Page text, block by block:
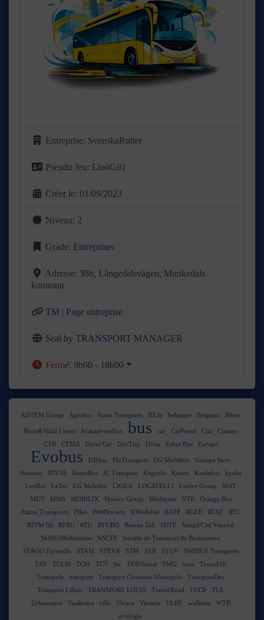
Entreprise: SvenskaRutter
Pseudo Jeu: LionGil1
Créer le: 01/09/2023
Niveau: 2
Grade: Entreprises
Adresse: 38b, Långedalsvägen, Munkedals
kommun
TM | Page entreprise
Seal by TRANSPORT MANAGER
Fermé: 9h00 - 18h00
ADTEM Group Aglobus Ausis Transports B'Lib belgique Belgium Bibus
Boris&Vitali Liners brabant-wallon bus car CarPostal Cita
Citaneo
CTB
CTMA Derel-Car DevTrip Divia Eslud Bus Europe
Evobus Filblue FloTransport GG Mobilités
Groupe Inov
Horizon
IDVIA ItinéoBus JC Transport Kegrolis Kisséo Koalabus
kyolis
LeoBus
LeTec LG Mobility LIGEA LOCATELLI Lutèce Group
MAT
MDT
MMS MOBILIX Moovy Group Méditrans NTB
Orange Bus
Palme Transports
PBus PiiMSociety R'Mobilité RATP RGEE RTAT
RTC
RTPM 66
RTRU RTU RTUBO Réseau Tall SDTE
Simpli'Cité Vauréal
SkiBUSBelledonne
SNCFF
Société de Transport de Brulounève
STAGO Forstville
STAM STEVA STM STR STUV
SWIBUS Transports
TAV
TCLM TCM TCV tec TERVirtual TMG train
Transd'Or
Transpole
transport Transport Clermont Métropole
TransportDev
Transport Lillois
TRANSPORT LOUIS Travel'Road TUCP
TUL
Urbanwave
Vasiltrans ville Vivace Vixenia VLRÉ wallonie
WTB
écologie